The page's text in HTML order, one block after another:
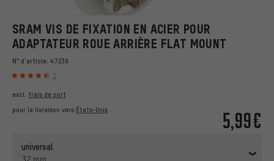
SRAM VIS DE FIXATION EN ACIER POUR
ADAPTATEUR ROUE ARRIÈRE FLAT MOUNT
N° d'article: 47239
2
5,99€
excl. frais de port
pour la livraison vers États-Unis
universal